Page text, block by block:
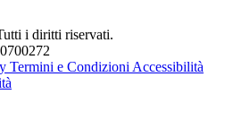
i diritti riservati.
Termini e Condizioni Accessibilità